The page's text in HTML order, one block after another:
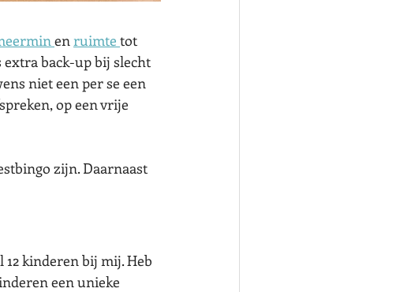
en ruimte tot
extra back-up bij slecht
niet een per se een
op een vrije
zijn. Daarnaast
kinderen bij mij. Heb
een unieke